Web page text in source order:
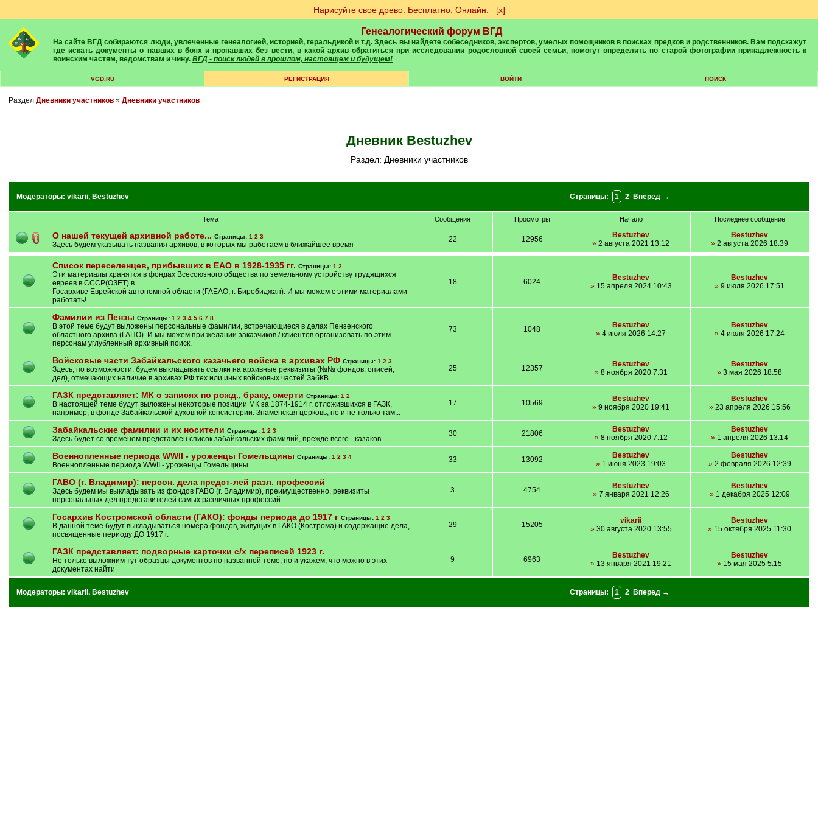
Нарисуйте свое древо. Бесплатно. Онлайн. [х]
Генеалогический форум ВГД
На сайте ВГД собираются люди, увлеченные генеалогией, историей, геральдикой и т.д. Здесь вы найдете собеседников, экспертов, умелых помощников в поисках предков и родственников. Вам подскажут
где искать документы о павших в боях и пропавших без вести, в какой архив обратиться при исследовании родословной своей семьи, помогут определить по старой фотографии принадлежность к
воинским частям, ведомствам и чину. ВГД - поиск людей в прошлом, настоящем и будущем!
VGD.RU РЕГИСТРАЦИЯ ВОЙТИ ПОИСК
Раздел Дневники участников» Дневники участников
Дневник Bestuzhev
Раздел: Дневники участников
Модераторы: vikarii, Bestuzhev Страницы: 1 2 Вперед →
Тема Сообщения Просмотры Начало Последнее сообщение
О нашей текущей архивной работе... Страницы: 1 2 3
Здесь будем указывать названия архивов, в которых мы работаем в ближайшее время
22 12956
Bestuzhev
» 2 августа 2021 13:12
Bestuzhev
» 2 августа 2026 18:39
Список переселенцев, прибывших в ЕАО в 1928-1935 гг. Страницы: 1 2
Эти материалы хранятся в фондах Всесоюзного общества по земельному устройству трудящихся
евреев в СССР(ОЗЕТ) в
Госархиве Еврейской автономной области (ГАЕАО, г. Биробиджан). И мы можем с этими материалами
работать!
18 6024
Bestuzhev
»15 апреля 2024 10:43
Bestuzhev
» 9 июля 2026 17:51
Фамилии из Пензы Страницы: 1 2 3 4 5 6 7 8
В этой теме будут выложены персональные фамилии, встречающиеся в делах Пензенского
областного архива (ГАПО). И мы можем при желании заказчиков / клиентов организовать по этим
персонам углубленный архивный поиск.
73 1048
Bestuzhev
» 4 июля 2026 14:27
Bestuzhev
» 4 июля 2026 17:24
Войсковые части Забайкальского казачьего войска в архивах РФ Страницы: 1 2 3
Здесь, по возможности, будем выкладывать ссылки на архивные реквизиты (№№ фондов, описей,
дел), отмечающих наличие в архивах РФ тех или иных войсковых частей ЗабКВ
25 12357
Bestuzhev
»8 ноября 2020 7:31
Bestuzhev
» 3 мая 2026 18:58
ГАЗК представляет: МК о записях по рожд., браку, смерти Страницы: 1 2
В настоящей теме будут выложены некоторые позиции МК за 1874-1914 г. отложившихся в ГАЗК,
например, в фонде Забайкальской духовной консистории. Знаменская церковь, но и не только там...
17 10569
Bestuzhev
» 9 ноября 2020 19:41
Bestuzhev
»23 апреля 2026 15:56
Забайкальские фамилии и их носители Страницы: 1 2 3
Здесь будет со временем представлен список забайкальских фамилий, прежде всего - казаков
30 21806
Bestuzhev
»8 ноября 2020 7:12
Bestuzhev
» 1 апреля 2026 13:14
Военнопленные периода WWII - уроженцы Гомельщины Страницы: 1 2 3 4
Военнопленные периода WWII - уроженцы Гомельщины
33 13092
Bestuzhev
» 1 июня 2023 19:03
Bestuzhev
»2 февраля 2026 12:39
ГАВО (г. Владимир): персон. дела предст-лей разл. профессий
Здесь будем мы выкладывать из фондов ГАВО (г. Владимир), преимущественно, реквизиты
персональных дел представителей самых различных профессий...
3 4754
Bestuzhev
»7 января 2021 12:26
Bestuzhev
»1 декабря 2025 12:09
Госархив Костромской области (ГАКО): фонды периода до 1917 г Страницы: 1 2 3
В данной теме будут выкладываться номера фондов, живущих в ГАКО (Кострома) и содержащие дела,
посвященные периоду ДО 1917 г.
29 15205
vikarii
»30 августа 2020 13:55
Bestuzhev
» 15 октября 2025 11:30
ГАЗК представляет: подворные карточки с/х переписей 1923 г.
Не только выложиим тут образцы документов по названной теме, но и укажем, что можно в этих
документах найти
9 6963
Bestuzhev
» 13 января 2021 19:21
Bestuzhev
» 15 мая 2025 5:15
Модераторы: vikarii, Bestuzhev Страницы: 1 2 Вперед →